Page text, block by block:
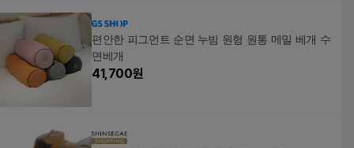
편안한 피그먼트 순면 누빔 원형 원통 메밀 베개 수
면베개
41,700원